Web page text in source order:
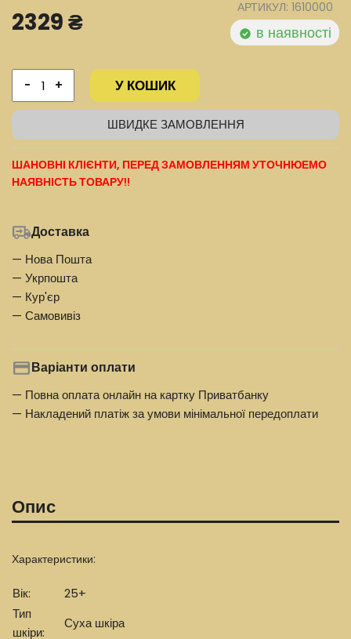
2329 ₴ АРТИКУЛ: 1610000
в наявності
- + У КОШИК
ШВИДКЕ ЗАМОВЛЕННЯ
ШАНОВНІ КЛІЄНТИ, ПЕРЕД ЗАМОВЛЕННЯМ УТОЧНЮЕМО
НАЯВНІСТЬ ТОВАРУ!!
Доставка
— Нова Пошта
— Укрпошта
— Кур'єр
— Самовивіз
Варіанти оплати
— Повна оплата онлайн на картку Приватбанку
— Накладений платіж за умови мінімальної передоплати
Опис
Характеристики:
Вік:
25+
Тип
шкіри:
Суха шкіра